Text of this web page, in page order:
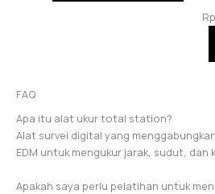
Rp
FAQ
Apa itu alat ukur total station?
Alat survei digital yang
EDM untuk mengukur jarak, sudut,
Apakah saya perlu pelatihan untuk